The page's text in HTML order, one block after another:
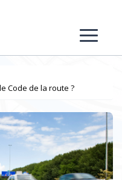
Code de la route ?